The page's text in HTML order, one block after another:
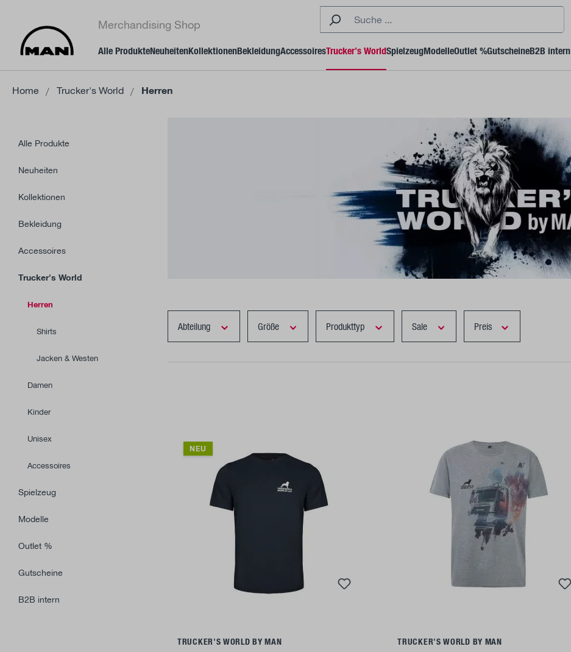
Merchandising Shop
Alle ProdukteNeuheitenKollektionenBekleidungAccessoiresTrucker's WorldSpielzeugModelleOutlet %GutscheineB2B intern
Home Trucker's World Herren
Alle Produkte
Neuheiten
Kollektionen
Bekleidung
Accessoires
Trucker's World
Herren
Shirts
Jacken & Westen
Damen
Kinder
Unisex
Accessoires
Spielzeug
Modelle
Outlet %
Gutscheine
B2B intern
Abteilung Größe Produkttyp Sale Preis
NEU
TRUCKER'S WORLD BY MAN
TRUCKER'S WORLD BY MAN